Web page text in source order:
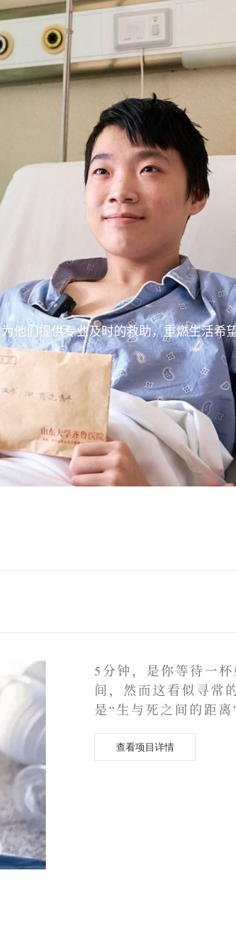
他们提供专业及时的救助，重燃生活希
5分钟，是你等待一
间，然而这看似寻常
是“生与死之间的距
查看项目详情